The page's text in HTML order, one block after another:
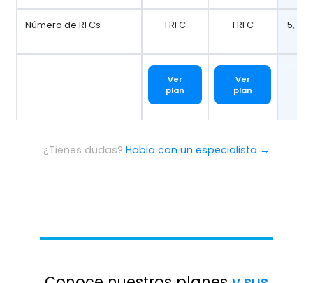
Número de RFCs 1 RFC 1 RFC
5, 10,
Ver
plan
Ver
plan
¿Tienes dudas? Habla con un especialista →